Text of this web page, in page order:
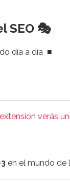
SEO 🎭
día a día ■
verás
en el mundo de